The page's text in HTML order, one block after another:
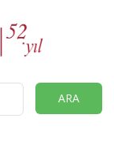
ARA